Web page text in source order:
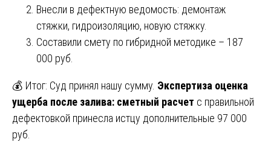
Внесли в дефектную ведомость: демонтаж
стяжки, гидроизоляцию, новую стяжку.
Составили смету по гибридной методике – 187
000 руб.
💰 Итог: Суд принял нашу сумму. Экспертиза оценка
ущерба после залива: сметный расчет с правильной
дефектовкой принесла истцу дополнительные 97 000
руб.